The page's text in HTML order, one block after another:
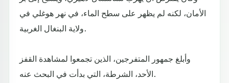
الأمان، لكنه لم يظهر على سطح الماء، في نهر هوغلي في
ولاية البنغال الغربية.
وأبلغ جمهور المتفرجين، الذين تجمعوا لمشاهدة القفز
الأحد، الشرطة، التي بدأت في البحث عنه.